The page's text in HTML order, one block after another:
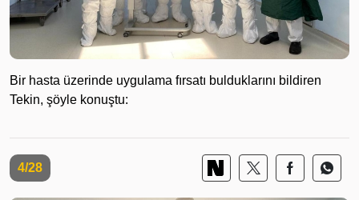
Bir hasta üzerinde uygulama fırsatı bulduklarını bildiren
Tekin, şöyle konuştu:
4/28